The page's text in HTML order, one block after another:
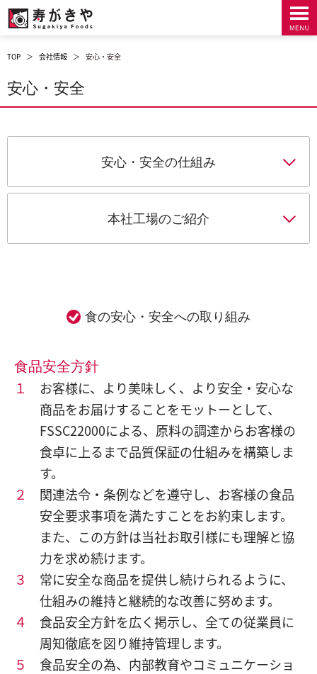
TOP ＞ 会社情報 ＞ 安心・安全
安心・安全
安心・安全の仕組み
本社工場のご紹介
食の安心・安全への取り組み
食品安全方針
１
お客様に、より美味しく、より安全・安心な
商品をお届けすることをモットーとして、
FSSC22000による、原料の調達からお客様の
食卓に上るまで品質保証の仕組みを構築しま
す。
２
関連法令・条例などを遵守し、お客様の食品
安全要求事項を満たすことをお約束します。
また、この方針は当社お取引様にも理解と協
力を求め続けます。
３
常に安全な商品を提供し続けられるように、
仕組みの維持と継続的な改善に努めます。
４
食品安全方針を広く掲示し、全ての従業員に
周知徹底を図り維持管理します。
５
食品安全の為、内部教育やコミュニケーショ